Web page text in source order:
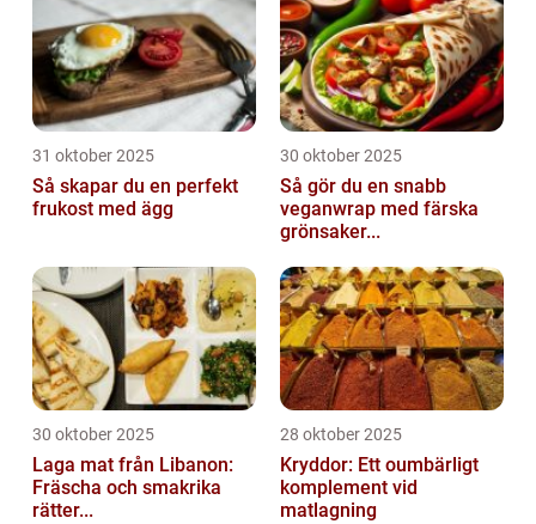
31 oktober 2025
Så skapar du en perfekt
frukost med ägg
30 oktober 2025
Så gör du en snabb
veganwrap med färska
grönsaker...
30 oktober 2025
Laga mat från Libanon:
Fräscha och smakrika
rätter...
28 oktober 2025
Kryddor: Ett oumbärligt
komplement vid
matlagning